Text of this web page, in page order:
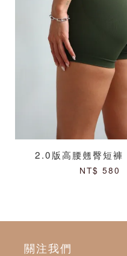
2.0版高腰翹臀短褲
NT$ 580
關注我們